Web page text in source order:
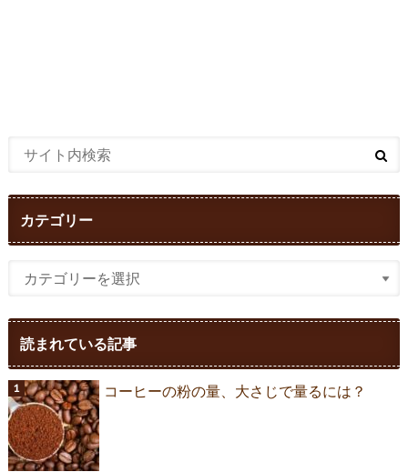
カテゴリー
読まれている記事
コーヒーの粉の量、大さじで量るには？